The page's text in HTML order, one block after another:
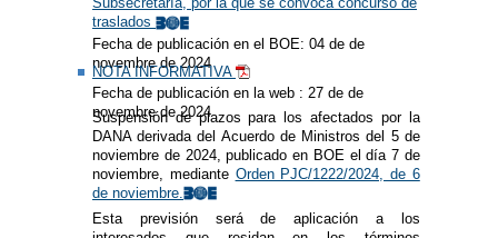
traslados
Fecha de publicación en el BOE: 04 de de
novembre de 2024
NOTA INFORMATIVA
Fecha de publicación en la web : 27 de de
novembre de 2024
Suspensión de plazos para los afectados por la
DANA derivada del Acuerdo de Ministros del 5 de
noviembre de 2024, publicado en BOE el día 7 de
noviembre, mediante Orden PJC/1222/2024, de 6
de noviembre.
Esta previsión será de aplicación a los